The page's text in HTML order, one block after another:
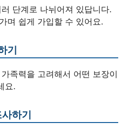
단계로 나뉘어져 있답니다.
며 쉽게 가입할 수 있어요.
기
족력을 고려해서 어떤 보장이
요.
하기